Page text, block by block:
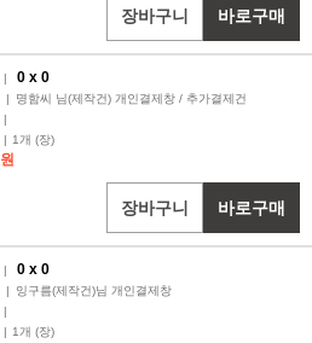
바로구매
장바구니
0 x 0
명함씨 님(제작건) 개인결제창 / 추가결제건
1개 (장)
원
바로구매
장바구니
0 x 0
잉구름(제작건)님 개인결제창
1개 (장)